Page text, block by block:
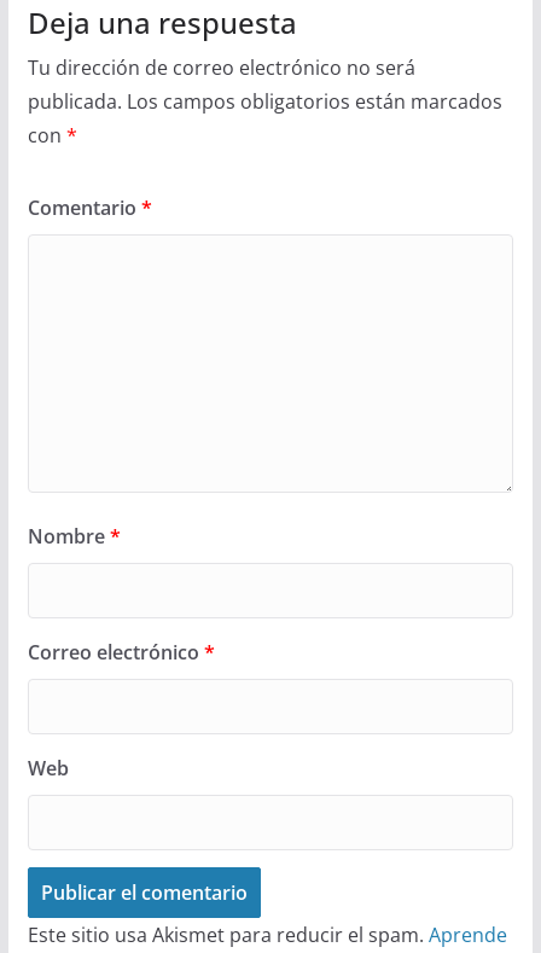
Deja una respuesta
Tu dirección de correo electrónico no será
publicada. Los campos obligatorios están marcados
con *
Comentario *
Nombre*
Correo electrónico *
Web
Este sitio usa Akismet para reducir el spam. Aprende